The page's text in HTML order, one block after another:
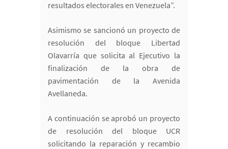
resultados electorales en Venezuela”.
Asimismo se sancionó un proyecto de
resolución del bloque Libertad
Olavarría que solicita al Ejecutivo la
finalización de la obra de
pavimentación de la Avenida
Avellaneda.
A continuación se aprobó un proyecto
de resolución del bloque UCR
solicitando la reparación y recambio